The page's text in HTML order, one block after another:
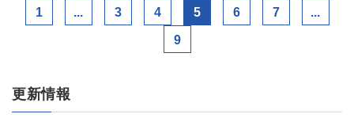
1 ... 3 4 5 6 7 ...
9
更新情報